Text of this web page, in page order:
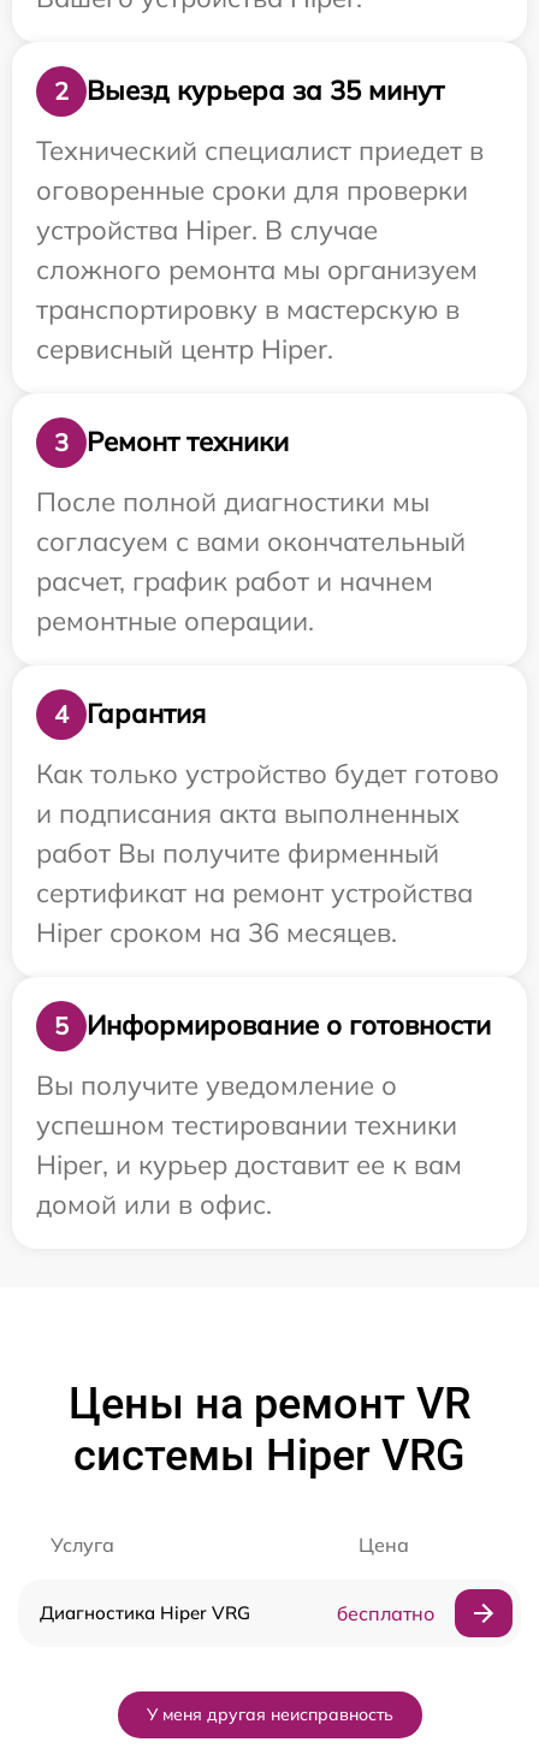
2
Выезд курьера за 35 минут
Технический специалист приедет в
оговоренные сроки для проверки
устройства Hiper. В случае
сложного ремонта мы организуем
транспортировку в мастерскую в
сервисный центр Hiper.
3
Ремонт техники
После полной диагностики мы
согласуем с вами окончательный
расчет, график работ и начнем
ремонтные операции.
4
Гарантия
Как только устройство будет готово
и подписания акта выполненных
работ Вы получите фирменный
сертификат на ремонт устройства
Hiper сроком на 36 месяцев.
5
Информирование о готовности
Вы получите уведомление о
успешном тестировании техники
Hiper, и курьер доставит ее к вам
домой или в офис.
Цены на ремонт VR
системы Hiper VRG
Услуга Цена
Диагностика Hiper VRG бесплатно
У меня другая неисправность